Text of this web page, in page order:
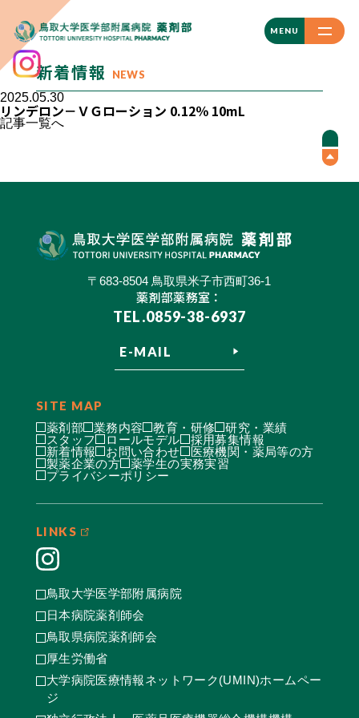
MENU
CLOSE
新着情報 NEWS
2025.05.30
リンデロン－ＶＧローション 0.12％ 10mL
記事一覧へ
〒683-8504 鳥取県米子市西町36-1
薬剤部薬務室：
TEL.0859-38-6937
E-MAIL
SITE MAP
薬剤部 業務内容 教育・研修
研究・業績
スタッフ
ロールモデル
採用募集情報
新着情報
お問い合わせ
医療機関・薬局等の方
製薬企業の方
薬学生の実務実習
プライバシーポリシー
LINKS
鳥取大学医学部附属病院
日本病院薬剤師会
鳥取県病院薬剤師会
厚生労働省
大学病院医療情報ネットワーク(UMIN)ホームペー
ジ